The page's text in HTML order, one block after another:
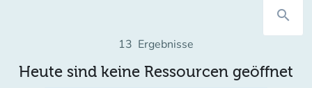
search
13 Ergebnisse
Heute sind keine Ressourcen geöffnet